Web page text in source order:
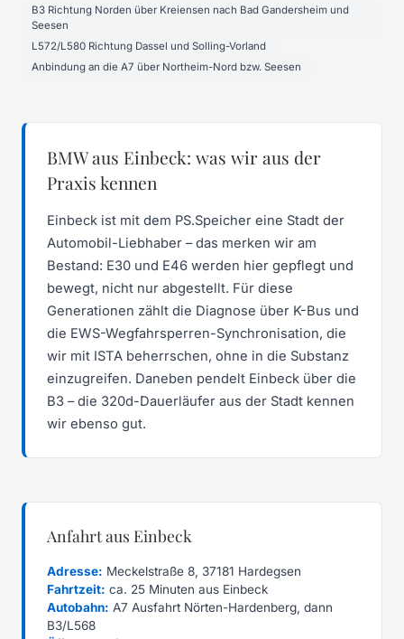
B3 Richtung Norden über Kreiensen nach Bad Gandersheim und
Seesen
L572/L580 Richtung Dassel und Solling-Vorland
Anbindung an die A7 über Northeim-Nord bzw. Seesen
BMW aus Einbeck: was wir aus der
Praxis kennen
Einbeck ist mit dem PS.Speicher eine Stadt der
Automobil-Liebhaber – das merken wir am
Bestand: E30 und E46 werden hier gepflegt und
bewegt, nicht nur abgestellt. Für diese
Generationen zählt die Diagnose über K-Bus und
die EWS-Wegfahrsperren-Synchronisation, die
wir mit ISTA beherrschen, ohne in die Substanz
einzugreifen. Daneben pendelt Einbeck über die
B3 – die 320d-Dauerläufer aus der Stadt kennen
wir ebenso gut.
Anfahrt aus Einbeck
Adresse: Meckelstraße 8, 37181 Hardegsen
Fahrtzeit: ca. 25 Minuten aus Einbeck
Autobahn: A7 Ausfahrt Nörten-Hardenberg, dann
B3/L568